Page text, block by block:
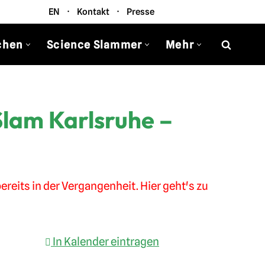
EN · Kontakt · Presse
Science Slammer Mehr
Karlsruhe –
in der Vergangenheit. Hier geht's zu
In Kalender eintragen